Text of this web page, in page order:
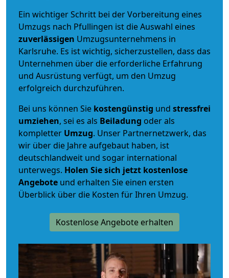
Ein wichtiger Schritt bei der Vorbereitung eines
Umzugs nach Pfullingen ist die Auswahl eines
zuverlässigen Umzugsunternehmens in
Karlsruhe. Es ist wichtig, sicherzustellen, dass das
Unternehmen über die erforderliche Erfahrung
und Ausrüstung verfügt, um den Umzug
erfolgreich durchzuführen.
Bei uns können Sie kostengünstig und stressfrei
umziehen, sei es als Beiladung oder als
kompletter Umzug. Unser Partnernetzwerk, das
wir über die Jahre aufgebaut haben, ist
deutschlandweit und sogar international
unterwegs. Holen Sie sich jetzt kostenlose
Angebote und erhalten Sie einen ersten
Überblick über die Kosten für Ihren Umzug.
Kostenlose Angebote erhalten